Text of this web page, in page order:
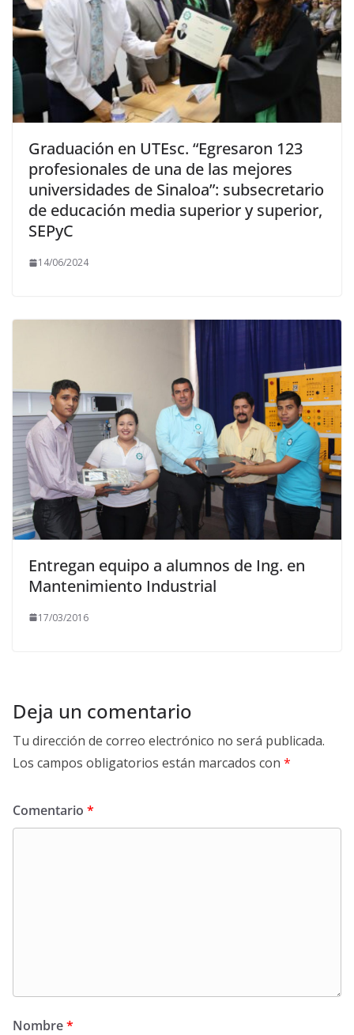
Graduación en UTEsc. “Egresaron 123
profesionales de una de las mejores
universidades de Sinaloa”: subsecretario
de educación media superior y superior,
SEPyC
14/06/2024
Entregan equipo a alumnos de Ing. en
Mantenimiento Industrial
17/03/2016
Deja un comentario
Tu dirección de correo electrónico no será publicada.
Los campos obligatorios están marcados con *
Comentario *
Nombre*